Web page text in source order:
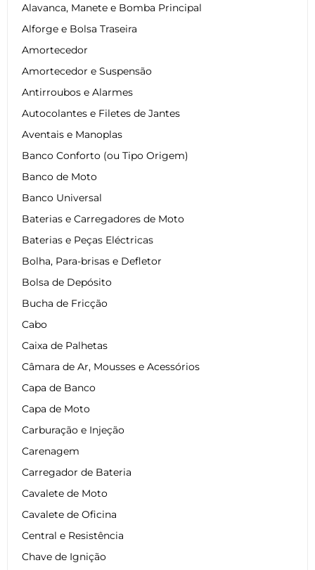
Alavanca, Manete e Bomba Principal
Alforge e Bolsa Traseira
Amortecedor
Amortecedor e Suspensão
Antirroubos e Alarmes
Autocolantes e Filetes de Jantes
Aventais e Manoplas
Banco Conforto (ou Tipo Origem)
Banco de Moto
Banco Universal
Baterias e Carregadores de Moto
Baterias e Peças Eléctricas
Bolha, Para-brisas e Defletor
Bolsa de Depósito
Bucha de Fricção
Cabo
Caixa de Palhetas
Câmara de Ar, Mousses e Acessórios
Capa de Banco
Capa de Moto
Carburação e Injeção
Carenagem
Carregador de Bateria
Cavalete de Moto
Cavalete de Oficina
Central e Resistência
Chave de Ignição